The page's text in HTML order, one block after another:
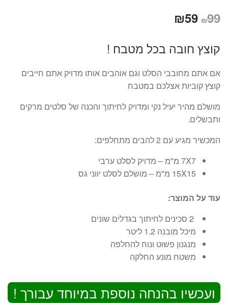
₪99 המחיר
היה:
₪99.
₪59
הוא:
₪59.
קוצץ חובה בכל מטבח !
אם אתם מחובבי הסלט וגם אוהבים אותו מדויק אתם חייבים
קוצץ קוביות אצלכם במטבח
מושלם מהיר יעיל נקי ומדויק לחיתוך והכנה של סלטים מרקים
ותבשלים.
המכשיר מגיע עם 2 להבים מתחלפים:
7X7 מ"מ – מדויק לסלט ערבי
15X15 מ"מ – מושלם לסלט יווני גס
עוד על המוצר:
מיכל מובנה 1.2 ליטר
מנגנון פשוט ונוח להחלפה
משטח מונע החלקה
ועכשיו בהנחה נוספת במיוחד עבורך !